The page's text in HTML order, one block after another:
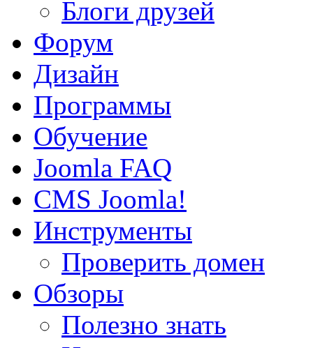
Блоги друзей
Форум
Дизайн
Программы
Обучение
Joomla FAQ
CMS Joomla!
Инструменты
Проверить домен
Обзоры
Полезно знать